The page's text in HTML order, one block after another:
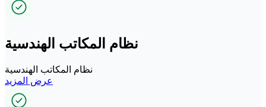
نظام المكاتب الهندسية
نظام المكاتب الهندسية
عرض المزيد